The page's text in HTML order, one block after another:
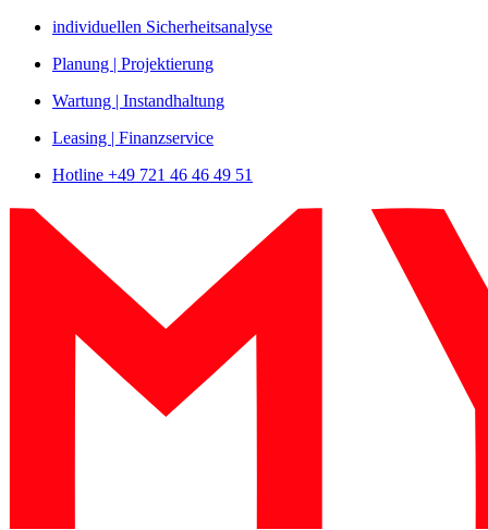
Zum
springen
individuellen Sicherheitsanalyse
Planung | Projektierung
Wartung | Instandhaltung
Leasing | Finanzservice
Hotline +49 721 46 46 49 51